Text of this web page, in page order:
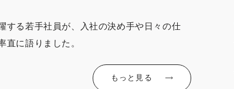
する若手社員が、入社の決め手や日々の仕
直に語りました。
もっと見る